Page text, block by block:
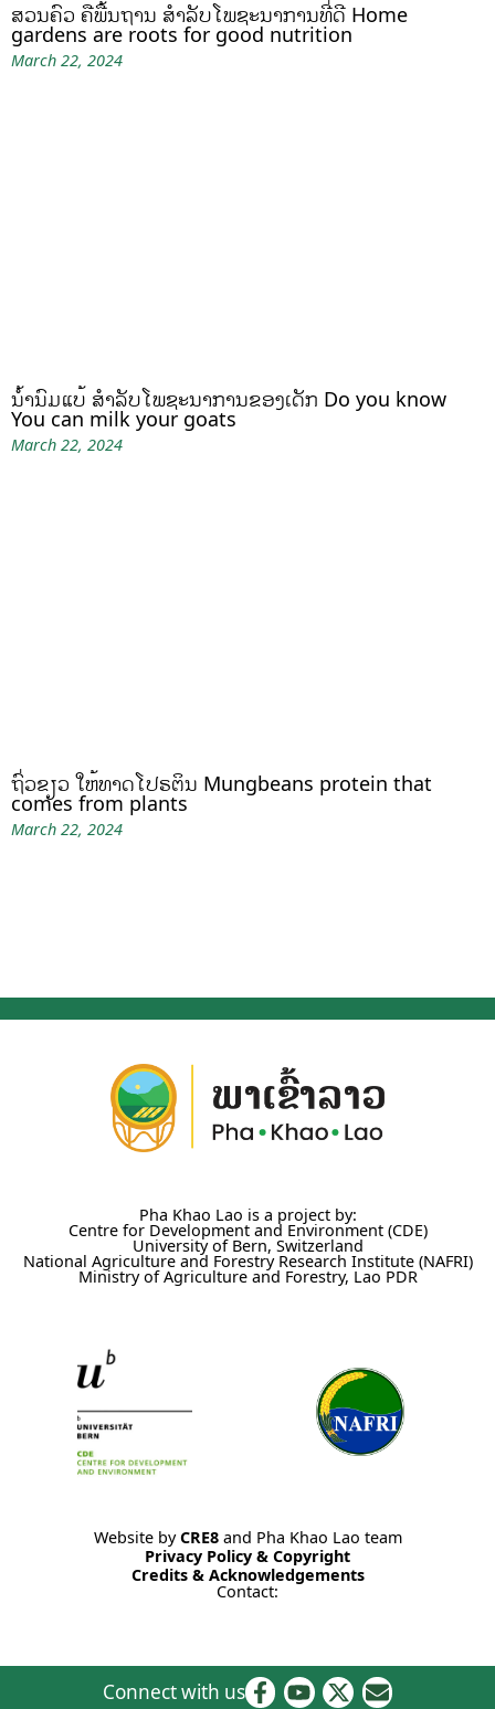
ສວນຄົວ ຄືພື້ນຖານ ສໍາລັບໂພຊະນາການທີ່ດີ Home
gardens are roots for good nutrition
March 22, 2024
ນໍ້ານົມແບ້ ສຳລັບໂພຊະນາການຂອງເດັກ Do you know
You can milk your goats
March 22, 2024
ຖົ່ວຂຽວ ໃຫ້ທາດໂປຣຕິນ Mungbeans protein that
comes from plants
March 22, 2024
Pha Khao Lao is a project by:
Centre for Development and Environment (CDE)
University of Bern, Switzerland
National Agriculture and Forestry Research Institute (NAFRI)
Ministry of Agriculture and Forestry, Lao PDR
Website byCRE8and Pha Khao Lao team
Privacy Policy & Copyright
Credits & Acknowledgements
Contact:
Connect with us